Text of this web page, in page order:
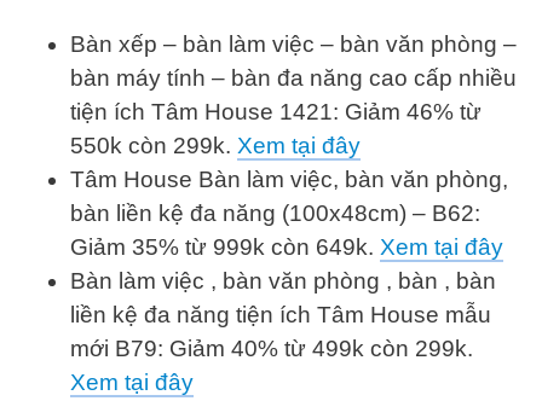
Bàn xếp – bàn làm việc – bàn văn phòng –
bàn máy tính – bàn đa năng cao cấp nhiều
tiện ích Tâm House 1421: Giảm 46% từ
550k còn 299k. Xem tại đây
Tâm House Bàn làm việc, bàn văn phòng,
bàn liền kệ đa năng (100x48cm) – B62:
Giảm 35% từ 999k còn 649k. Xem tại đây
Bàn làm việc , bàn văn phòng , bàn , bàn
liền kệ đa năng tiện ích Tâm House mẫu
mới B79: Giảm 40% từ 499k còn 299k.
Xem tại đây